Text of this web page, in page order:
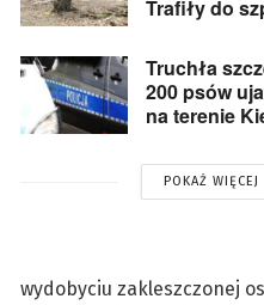
Trafiły do
Truchła
200 psów
na terenie
POKAŻ WIĘCEJ
wydobyciu zakleszczonej